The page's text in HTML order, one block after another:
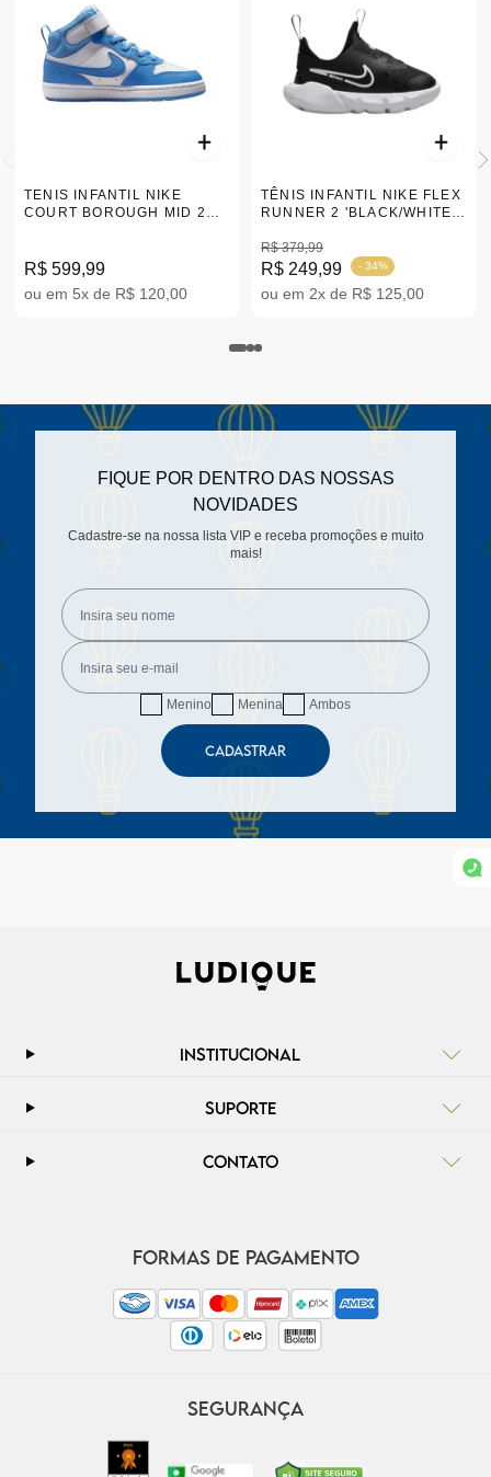
TENIS INFANTIL NIKE
COURT BOROUGH MID 2
R$ 599,99
ou em 5x de R$ 120,00
TÊNIS INFANTIL NIKE FLEX
RUNNER 2 'BLACK/WHITE' |
R$ 379,99
R$ 249,99 - 34%
ou em 2x de R$ 125,00
FIQUE POR DENTRO DAS NOSSAS
NOVIDADES
Cadastre-se na nossa lista VIP e receba promoções e muito
mais!
Menino Menina Ambos
CADASTRAR
INSTITUCIONAL
SUPORTE
CONTATO
FORMAS DE PAGAMENTO
SEGURANÇA